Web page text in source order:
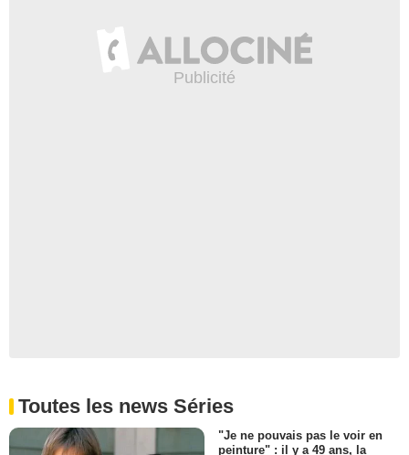
Toutes les news Séries
"Je ne pouvais pas le voir en
peinture" : il y a 49 ans, la